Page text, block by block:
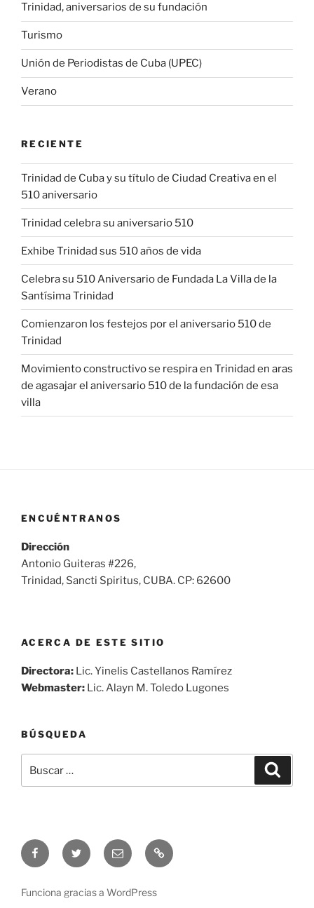
Trinidad, aniversarios de su fundación
Turismo
Unión de Periodistas de Cuba (UPEC)
Verano
RECIENTE
Trinidad de Cuba y su título de Ciudad Creativa en el
510 aniversario
Trinidad celebra su aniversario 510
Exhibe Trinidad sus 510 años de vida
Celebra su 510 Aniversario de Fundada La Villa de la
Santísima Trinidad
Comienzaron los festejos por el aniversario 510 de
Trinidad
Movimiento constructivo se respira en Trinidad en aras
de agasajar el aniversario 510 de la fundación de esa
villa
ENCUÉNTRANOS
Dirección
Antonio Guiteras #226,
Trinidad, Sancti Spiritus, CUBA. CP: 62600
ACERCA DE ESTE SITIO
Directora: Lic. Yinelis Castellanos Ramírez
Webmaster: Lic. Alayn M. Toledo Lugones
BÚSQUEDA
por:
Síguenos
en
Síguenos
en
Correo
electrónico
Audio
en
Funciona gracias a WordPress